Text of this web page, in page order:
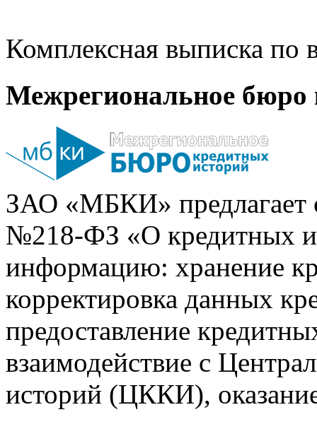
Комплексная выписка
Межрегиональное бюро
ЗАО «МБКИ» предлагает
№218-ФЗ «О кредитных
информацию: хранение
корректировка данных
предоставление
взаимодействие с
историй (ЦККИ),